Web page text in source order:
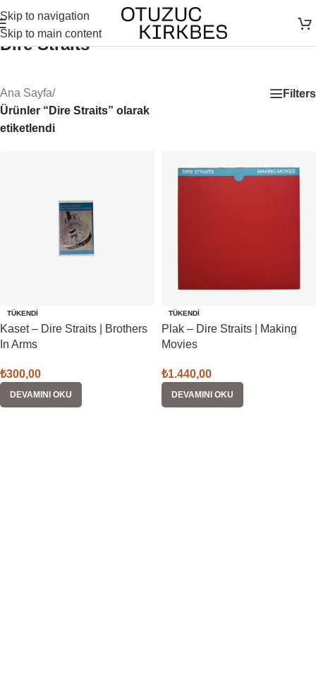
Skip to navigation
Skip to main content
Dire Straits
Ana Sayfa/
Ürünler “Dire Straits” olarak
etiketlendi
Filters
TÜKENDI
Kaset – Dire Straits | Brothers
In Arms
₺300,00
DEVAMINI OKU
TÜKENDI
Plak – Dire Straits | Making
Movies
₺1.440,00
DEVAMINI OKU